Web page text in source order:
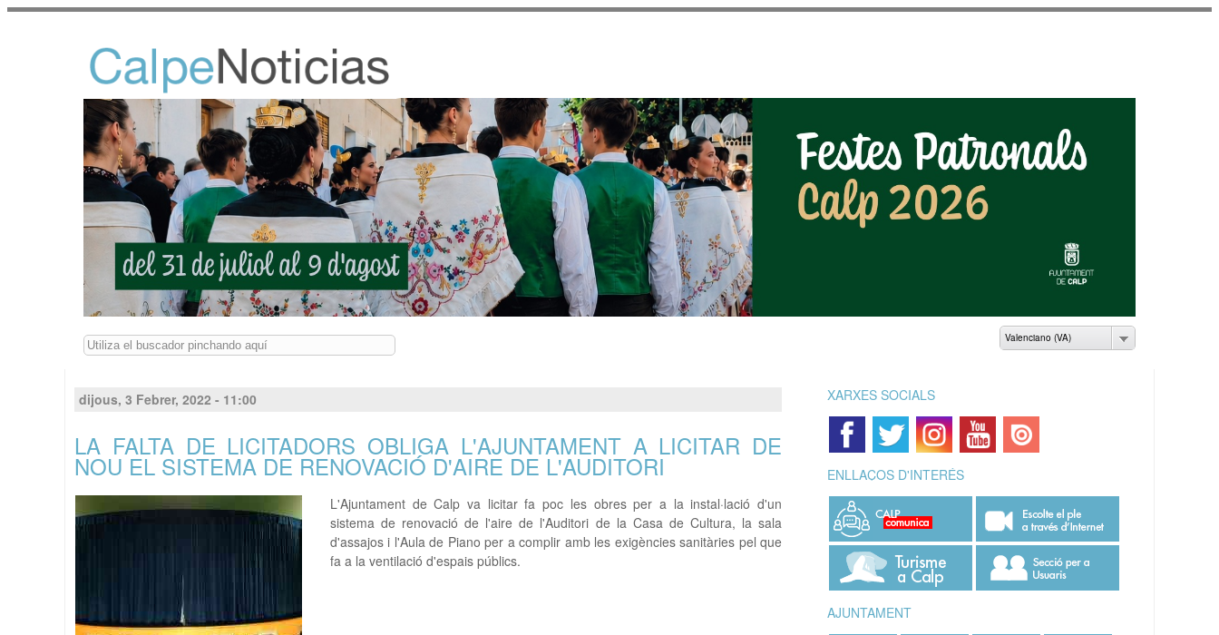
Vés al
Valenciano (VA)
Buscar
dijous, 3 Febrer, 2022 - 11:00
LA FALTA DE LICITADORS OBLIGA L'AJUNTAMENT A LICITAR DE
NOU EL SISTEMA DE RENOVACIÓ D'AIRE DE L'AUDITORI
L'Ajuntament de Calp va licitar fa poc les obres per a la instal·lació d'un
sistema de renovació de l'aire de l'Auditori de la Casa de Cultura, la sala
d'assajos i l'Aula de Piano per a complir amb les exigències sanitàries pel que
fa a la ventilació d'espais públics.
XARXES SOCIALS
ENLLAÇOS D'INTERÉS
AJUNTAMENT